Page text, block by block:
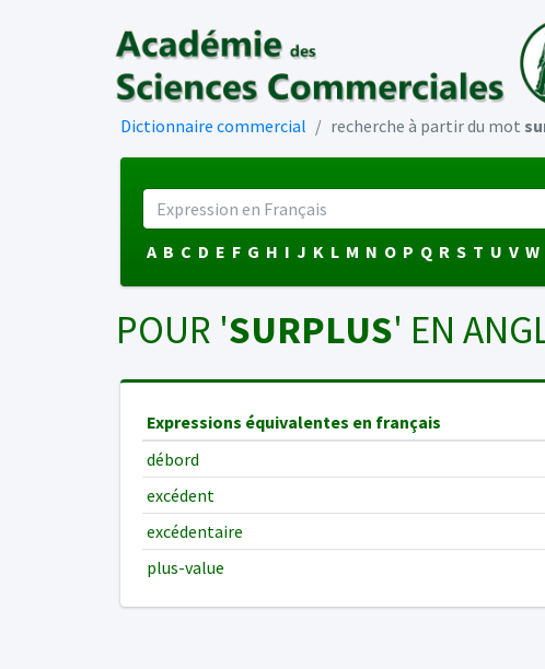
Dictionnaire commercial recherche à partir du mot
A B C D E F G H I J K L M N O P Q R S T U V W
POUR 'SURPLUS' EN
Expressions équivalentes en français
débord
excédent
excédentaire
plus-value